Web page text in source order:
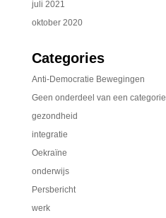
juli 2021
oktober 2020
Categories
Anti-Democratie Bewegingen
Geen onderdeel van een categorie
gezondheid
integratie
Oekraïne
onderwijs
Persbericht
werk